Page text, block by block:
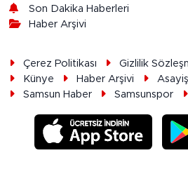
Son Dakika Haberleri
Haber Arşivi
Çerez Politikası Gizlilik
Künye
Haber Arşivi Asayiş
Samsun Haber
Samsunspor